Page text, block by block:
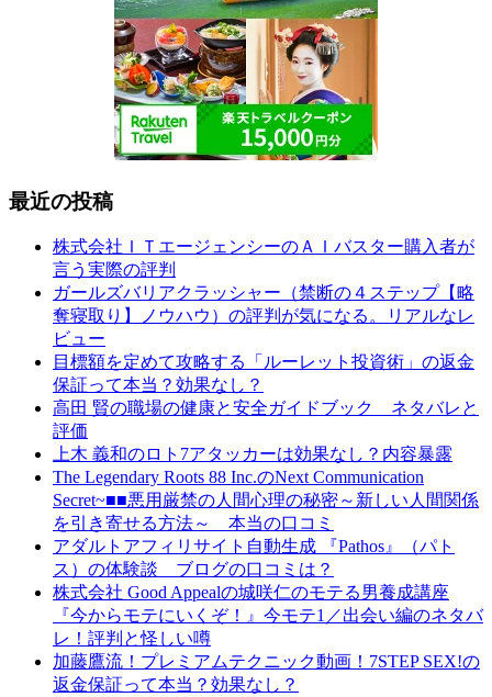
最近の投稿
株式会社ＩＴエージェンシーのＡＩバスター購入者が
言う実際の評判
ガールズバリアクラッシャー（禁断の４ステップ【略
奪寝取り】ノウハウ）の評判が気になる。リアルなレ
ビュー
目標額を定めて攻略する「ルーレット投資術」の返金
保証って本当？効果なし？
高田 賢の職場の健康と安全ガイドブック ネタバレと
評価
上木 義和のロト7アタッカーは効果なし？内容暴露
The Legendary Roots 88 Inc.のNext Communication
Secret~■■悪用厳禁の人間心理の秘密～新しい人間関係
を引き寄せる方法～ 本当の口コミ
アダルトアフィリサイト自動生成 『Pathos』（パト
ス）の体験談 ブログの口コミは？
株式会社 Good Appealの城咲仁のモテる男養成講座
『今からモテにいくぞ！』今モテ1／出会い編のネタバ
レ！評判と怪しい噂
加藤鷹流！プレミアムテクニック動画！7STEP SEX!の
返金保証って本当？効果なし？